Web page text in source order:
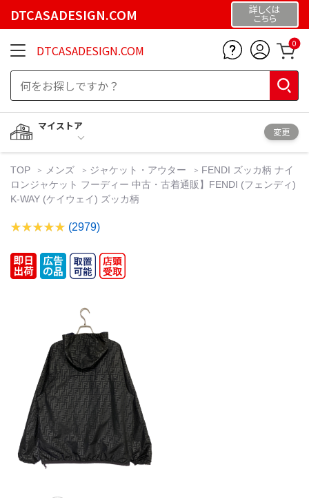
DTCASADESIGN.COM 詳しくは
こちら
DTCASADESIGN.COM 0
マイストア
変更
TOP メンズ ジャケット・アウター
FENDI ズッカ柄 ナイ
ロンジャケット フーディー 中古・古着通販】FENDI (フェンディ)
K-WAY (ケイウェイ) ズッカ柄
(2979)